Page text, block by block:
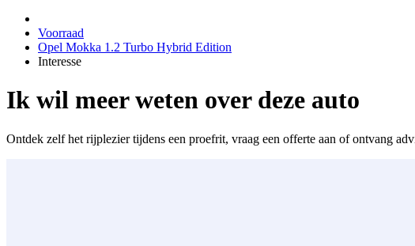
Voorraad
Opel Mokka 1.2 Turbo Hybrid Edition
Interesse
Ik wil meer weten over deze auto
Ontdek zelf het rijplezier tijdens een proefrit, vraag een offerte aan of ontvang